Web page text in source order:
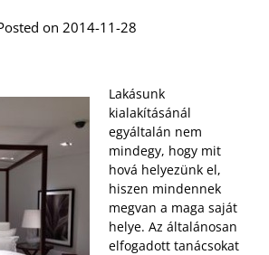
on 2014-11-28
Lakásunk
kialakításánál
egyáltalán nem
mindegy, hogy mit
hová helyezünk el,
hiszen mindennek
megvan a maga saját
helye. Az általánosan
elfogadott tanácsokat